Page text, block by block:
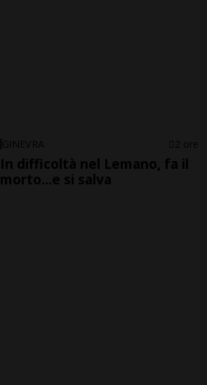
GINEVRA 2 ore
In difficoltà nel Lemano, fa il
morto...e si salva